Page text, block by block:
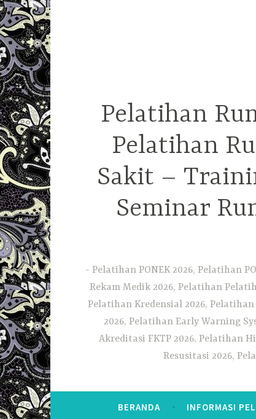
Pelatihan
Pelatihan
Sakit –
Seminar
Pelatihan PONEK 2026, Pelatihan
Rekam Medik 2026, Pelatihan
Pelatihan Kredensial 2026, Pelatihan
2026, Pelatihan Early Warning
Akreditasi FKTP 2026, Pelatihan
Resusitasi 2026,
BERANDA INFORMASI